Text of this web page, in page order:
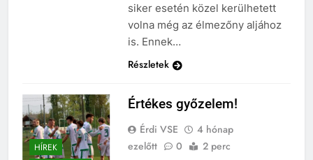
siker esetén közel kerülhetett
volna még az élmezőny aljához
is. Ennek…
Részletek
HÍREK
Értékes győzelem!
Érdi VSE
4 hónap
ezelőtt
0 2 perc